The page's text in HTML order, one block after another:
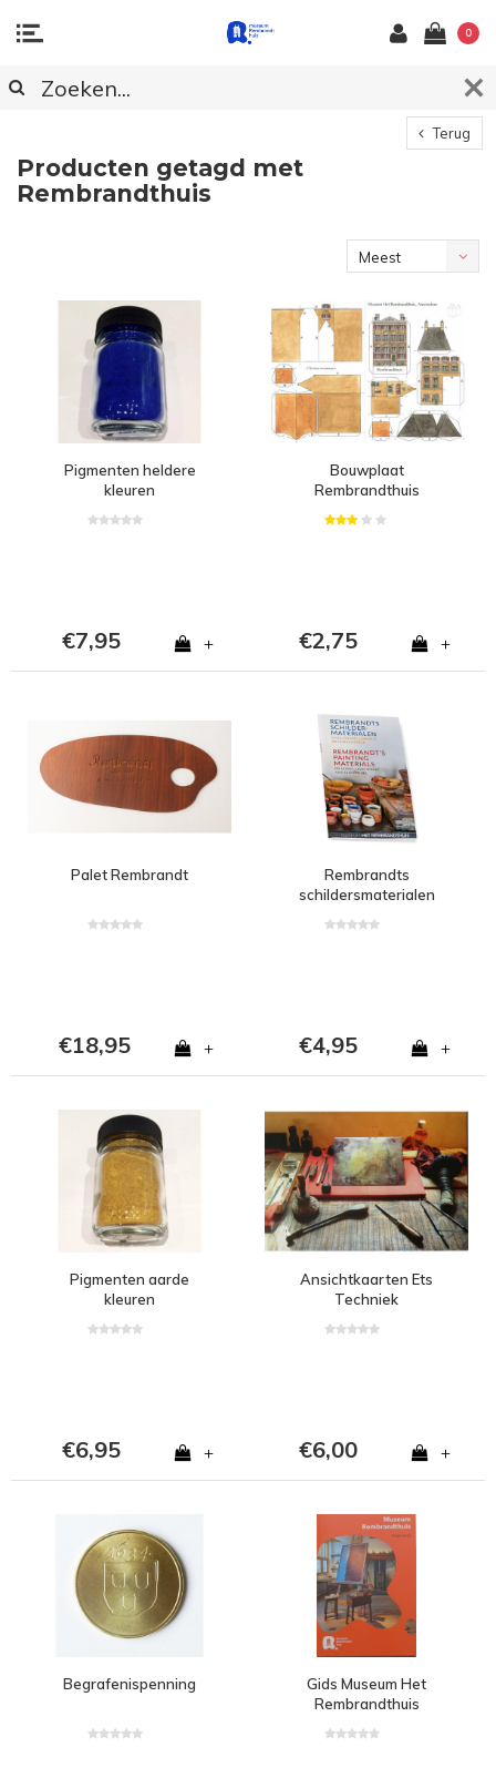
0
Terug
Producten getagd met
Rembrandthuis
Meest
Pigmenten heldere
kleuren
€7,95 +
Bouwplaat
Rembrandthuis
€2,75 +
Palet Rembrandt
€18,95 +
Rembrandts
schildersmaterialen
€4,95 +
Pigmenten aarde
kleuren
€6,95 +
Ansichtkaarten Ets
Techniek
€6,00 +
Begrafenispenning
Gids Museum Het
Rembrandthuis